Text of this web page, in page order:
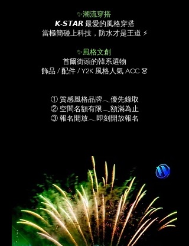
✨潮流穿搭
𝙆-𝙎𝙏𝘼𝙍 最愛的風格穿搭
當極簡碰上科技，防水才是王道 ⚡
✨風格文創
首爾街頭的韓系選物
飾品 / 配件 / Y2K 風格人氣 ACC 👗
① 質感風格品牌𓂃優先錄取
② 空間名額有限𓂃額滿為止
③ 報名開放𓂃即刻開放報名